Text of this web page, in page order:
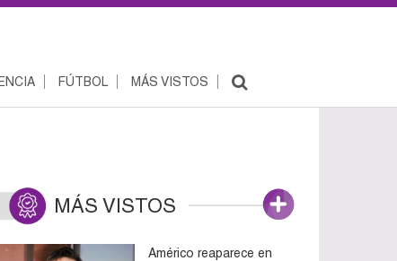
FÚTBOL MÁS VISTOS
MÁS VISTOS
Américo reaparece en